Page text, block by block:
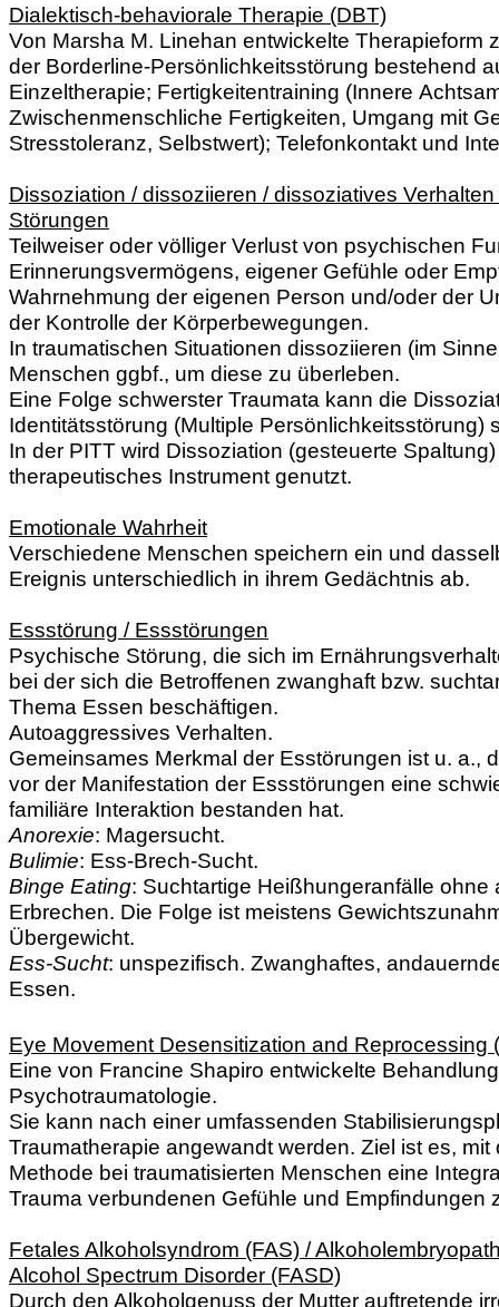
Dialektisch-behaviorale Therapie (DBT)
Von Marsha M. Linehan entwickelte Therapieform
der Borderline-Persönlichkeitsstörung bestehend
Einzeltherapie; Fertigkeitentraining (Innere
Zwischenmenschliche Fertigkeiten, Umgang mit
Stresstoleranz, Selbstwert); Telefonkontakt und
Dissoziation / dissoziieren / dissoziatives
Störungen
Teilweiser oder völliger Verlust von psychischen
Erinnerungsvermögens, eigener Gefühle oder
Wahrnehmung der eigenen Person und/oder der
der Kontrolle der Körperbewegungen.
In traumatischen Situationen dissoziieren (im
Menschen ggbf., um diese zu überleben.
Eine Folge schwerster Traumata kann die
Identitätsstörung (Multiple Persönlichkeitsstörung)
In der PITT wird Dissoziation (gesteuerte
therapeutisches Instrument genutzt.
Emotionale Wahrheit
Verschiedene Menschen speichern ein und
Ereignis unterschiedlich in ihrem Gedächtnis ab.
Essstörung / Essstörungen
Psychische Störung, die sich im
bei der sich die Betroffenen zwanghaft bzw.
Thema Essen beschäftigen.
Autoaggressives Verhalten.
Gemeinsames Merkmal der Esstörungen ist u. a.,
vor der Manifestation der Essstörungen eine
familiäre Interaktion bestanden hat.
Anorexie: Magersucht.
Bulimie: Ess-Brech-Sucht.
Binge Eating: Suchtartige Heißhungeranfälle ohne
Erbrechen. Die Folge ist meistens
Übergewicht.
Ess-Sucht: unspezifisch. Zwanghaftes,
Essen.
Eye Movement Desensitization and Reprocessing
Eine von Francine Shapiro entwickelte
Psychotraumatologie.
Sie kann nach einer umfassenden
Traumatherapie angewandt werden. Ziel ist es, mit
Methode bei traumatisierten Menschen eine
Trauma verbundenen Gefühle und
Fetales Alkoholsyndrom (FAS) /
Alcohol Spectrum Disorder (FASD)
Durch den Alkoholgenuss der Mutter auftretende